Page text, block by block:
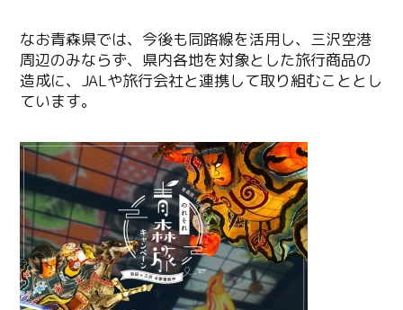
なお青森県では、今後も同路線を活用し、三沢空港
周辺のみならず、県内各地を対象とした旅行商品の
造成に、JALや旅行会社と連携して取り組むこととし
ています。
Twitter